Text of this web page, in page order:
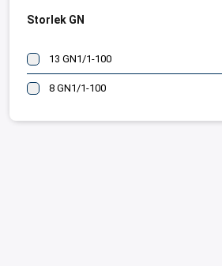
Storlek GN
13 GN1/1-100
8 GN1/1-100